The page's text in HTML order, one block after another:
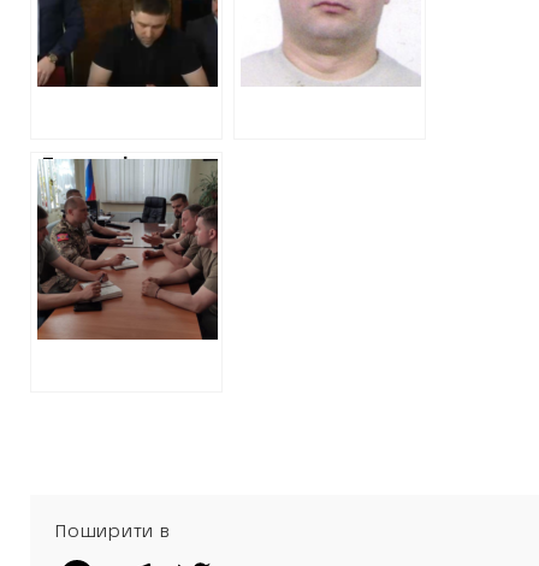
та Вовчанськ.
Делегація
депутатів
держдуми росії
приїхала на
окуповані
території
Харківської
області
Поширити в